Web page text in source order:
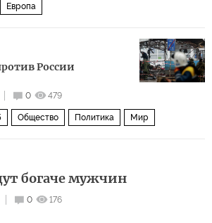
Европа
России
0 479
Общество Политика Мир
богаче мужчин
0 176